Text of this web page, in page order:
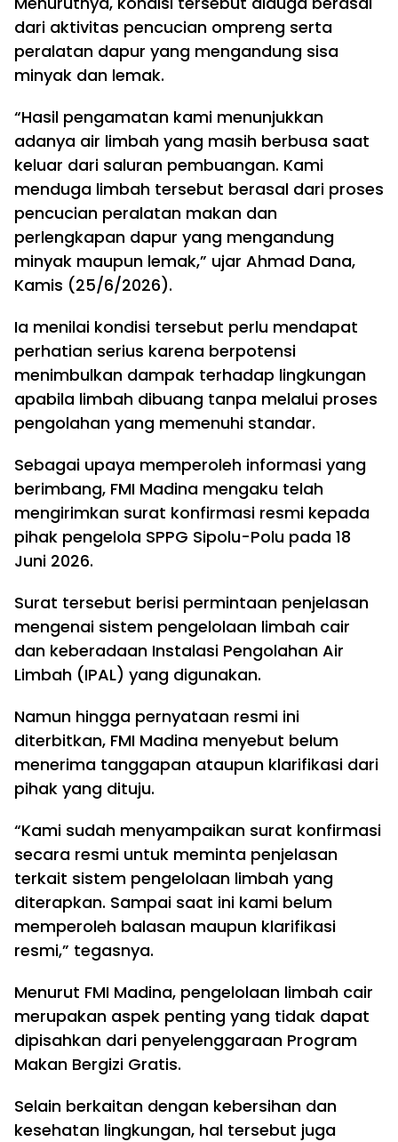
dari aktivitas pencucian ompreng serta
peralatan dapur yang mengandung sisa
minyak dan lemak.
“Hasil pengamatan kami menunjukkan
adanya air limbah yang masih berbusa saat
keluar dari saluran pembuangan. Kami
menduga limbah tersebut berasal dari proses
pencucian peralatan makan dan
perlengkapan dapur yang mengandung
minyak maupun lemak,” ujar Ahmad Dana,
Kamis (25/6/2026).
Ia menilai kondisi tersebut perlu mendapat
perhatian serius karena berpotensi
menimbulkan dampak terhadap lingkungan
apabila limbah dibuang tanpa melalui proses
pengolahan yang memenuhi standar.
Sebagai upaya memperoleh informasi yang
berimbang, FMI Madina mengaku telah
mengirimkan surat konfirmasi resmi kepada
pihak pengelola SPPG Sipolu-Polu pada 18
Juni 2026.
Surat tersebut berisi permintaan penjelasan
mengenai sistem pengelolaan limbah cair
dan keberadaan Instalasi Pengolahan Air
Limbah (IPAL) yang digunakan.
Namun hingga pernyataan resmi ini
diterbitkan, FMI Madina menyebut belum
menerima tanggapan ataupun klarifikasi dari
pihak yang dituju.
“Kami sudah menyampaikan surat konfirmasi
secara resmi untuk meminta penjelasan
terkait sistem pengelolaan limbah yang
diterapkan. Sampai saat ini kami belum
memperoleh balasan maupun klarifikasi
resmi,” tegasnya.
Menurut FMI Madina, pengelolaan limbah cair
merupakan aspek penting yang tidak dapat
dipisahkan dari penyelenggaraan Program
Makan Bergizi Gratis.
Selain berkaitan dengan kebersihan dan
kesehatan lingkungan, hal tersebut juga